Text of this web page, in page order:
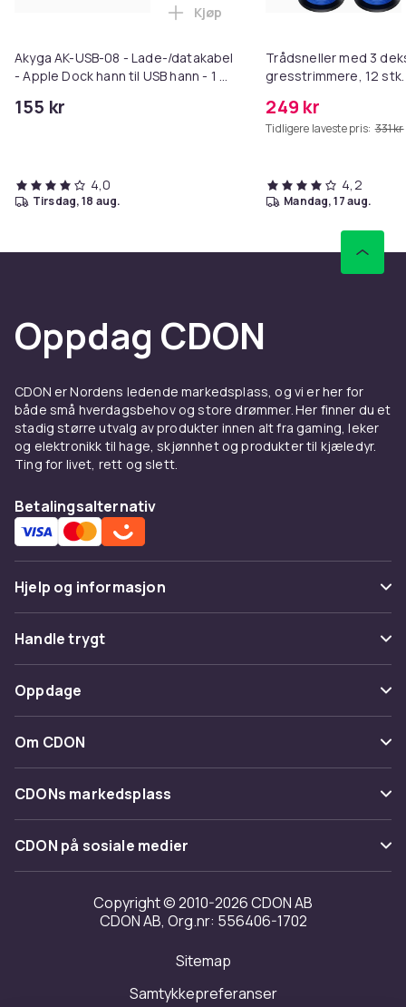
Akyga AK-USB-08 - Lade-/datakabel
- Apple Dock hann til USB hann - 1 m
(Apple Dock)
155 kr
Legg Akyga AK-USB-08 -
Kjøp
4,0
tirsdag, 18 aug.
Trådsneller med 3
gresstrimmere, 12
249 kr
Tidligere laveste pris: 331 kr
4,2
mandag, 17 aug.
Oppdag CDON
CDON er Nordens ledende markedsplass, og vi er her for
både små hverdagsbehov og store drømmer. Her finner du et
stadig større utvalg av produkter innen alt fra gaming, leker
og elektronikk til hage, skjønnhet og produkter til kjæledyr.
Ting for livet, rett og slett.
Betalingsalternativ
Hjelp og informasjon
Vanlige spørsmål
Spor pakke
Angre & returner her
Kontakt oss
Handle trygt
Betaling
Levering
Tilbakekallinger
Oppdage
Kategorier
Varemerker
Om CDON
Om oss
Kundeanmeldelser
Jobbe på CDON
Investor relations
Tilgjengelighet
CDONs markedsplass
Merchant Help Center
CDON på sosiale medier
Copyright © 2010-2026 CDON AB
CDON AB, Org.nr: 556406-1702
Sitemap
Samtykkepreferanser